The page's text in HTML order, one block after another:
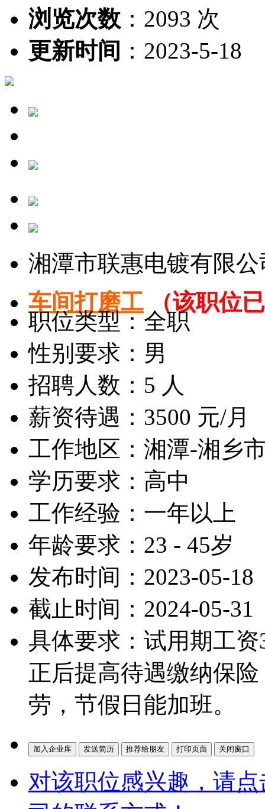
浏览次数 ： 2093 次
更新时间 ： 2023-5-18
湘潭市联惠电镀有限
车间打磨工
（该职位
职位类型：全职
性别要求：男
招聘人数：5 人
薪资待遇：3500 元/月
工作地区：湘潭-湘乡
学历要求：高中
工作经验：一年以上
年龄要求：23 - 45岁
发布时间：2023-05-18
截止时间：2024-05-31
具体要求：试用期工
正后提高待遇缴纳保
劳，节假日能加班。
对该职位感兴趣，请